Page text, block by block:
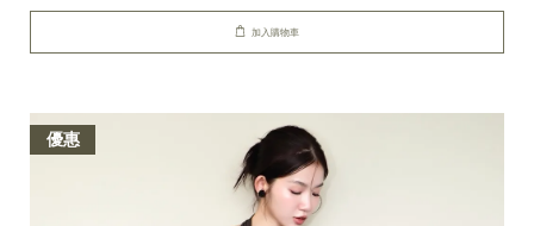
加入購物車
優惠